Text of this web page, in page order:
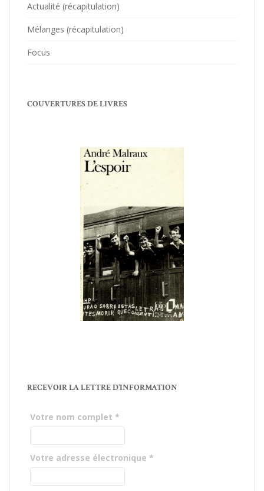
Actualité (récapitulation)
Mélanges (récapitulation)
Focus
COUVERTURES DE LIVRES
RECEVOIR LA LETTRE D’INFORMATION
Votre nom complet *
Votre adresse électronique *